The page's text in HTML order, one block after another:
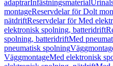
adaptrarInfästningsmaterial
montageReservdelar för Dolt
nätdriftReservdelar för Med
elektronisk spolning, batteridrift
spolning, batteridriftMed
pneumatisk spolning
VäggmontageMed elektronisk